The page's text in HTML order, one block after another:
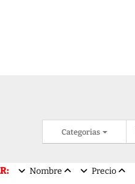
Categorias
Nombre
Precio